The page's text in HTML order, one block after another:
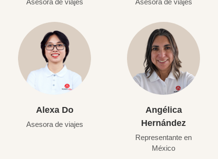
Asesora de viajes Asesora de viajes
Alexa Do
Asesora de viajes
Angélica
Hernández
Representante en
México